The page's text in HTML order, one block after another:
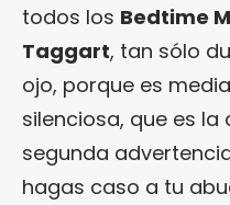
todos los Bedtime
Taggart, tan sólo
ojo, porque es
silenciosa, que es la
segunda
hagas caso a tu